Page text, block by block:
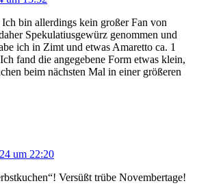
bin allerdings kein großer Fan von
Spekulatiusgewürz genommen und
ich in Zimt und etwas Amaretto ca. 1
fand die angegebene Form etwas klein,
beim nächsten Mal in einer größeren
um 22:20
Versüßt trübe Novembertage!